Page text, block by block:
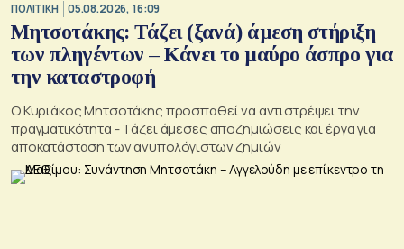
ΠΟΛΙΤΙΚΗ 05.08.2026, 16:09
Μητσοτάκης: Τάζει (ξανά) άμεση στήριξη
των πληγέντων – Κάνει το μαύρο άσπρο για
την καταστροφή
Ο Κυριάκος Μητσοτάκης προσπαθεί να αντιστρέψει την
πραγματικότητα - Τάζει άμεσες αποζημιώσεις και έργα για
αποκατάσταση των ανυπολόγιστων ζημιών